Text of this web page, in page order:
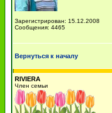
Зарегистрирован: 15.12.2008
Сообщения: 4465
Вернуться к началу
RIVIERA
Член семьи